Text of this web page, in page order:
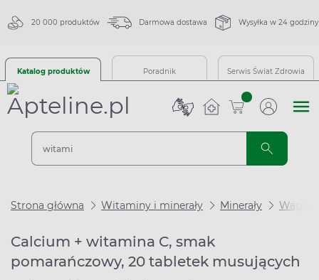
20 000 produktów Darmowa dostawa Wysyłka w 24 godziny
Katalog produktów Poradnik Serwis Świat Zdrowia
sztuk
Strona główna Witaminy i minerały Minerały Wapń
Calcium + witamina C, smak
pomarańczowy, 20 tabletek musujących